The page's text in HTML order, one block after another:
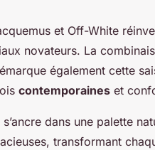
et Off-White
novateurs. La
également cette
contemporaines et
dans une palette
transformant